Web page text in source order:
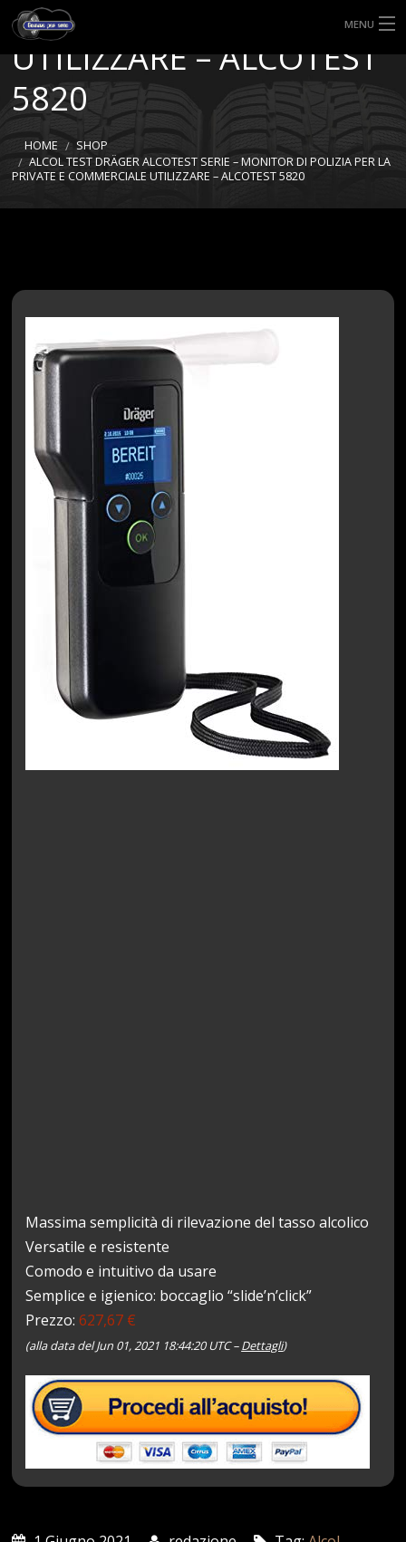
MENU
HOME
TIPI DI GOMME
MISURE GOMME
COMMERCIALE
UTILIZZARE – ALCOTEST
5820
HOME
SHOP
ALCOL TEST DRÄGER ALCOTEST SERIE – MONITOR DI POLIZIA PER LA
PRIVATE E COMMERCIALE UTILIZZARE – ALCOTEST 5820
Massima semplicità di rilevazione del tasso alcolico
Versatile e resistente
Comodo e intuitivo da usare
Semplice e igienico: boccaglio “slide’n’click”
Prezzo:627,67 €
(alla data del Jun 01, 2021 18:44:20 UTC –Dettagli)